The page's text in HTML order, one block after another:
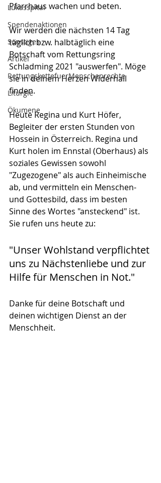
Lukasspital
Spendenaktionen
Sonstiges
Artikel
RettungskettefuerMenschenrechte
Liturgie
Ökumene
Pfarrhaus wachen und beten.
Wir werden die nächsten 14 Tag
täglich bzw. halbtäglich eine
Botschaft vom Rettungsring
Schladming 2021 "auswerfen". Möge
sie in deinem Herzen Widerhall
finden.
Heute Regina und Kurt Höfer,
Begleiter der ersten Stunden von
Hossein in Österreich. Regina und
Kurt holen im Ennstal (Oberhaus) als
soziales Gewissen sowohl
"Zugezogene" als auch Einheimische
ab, und vermitteln ein Menschen-
und Gottesbild, dass im besten
Sinne des Wortes "ansteckend" ist.
Sie rufen uns heute zu:
"Unser Wohlstand verpflichtet
uns zu Nächstenliebe und zur
Hilfe für Menschen in Not."
Danke für deine Botschaft und
deinen wichtigen Dienst an der
Menschheit.